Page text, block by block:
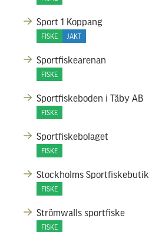
Sport 1 Koppang
FISKE JAKT
Sportfiskearenan
FISKE
Sportfiskeboden i Täby AB
FISKE
Sportfiskebolaget
FISKE
Stockholms Sportfiskebutik
FISKE
Strömwalls sportfiske
FISKE